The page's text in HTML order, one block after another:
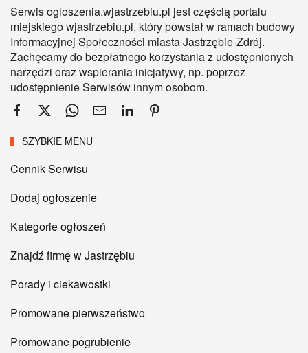
Serwis ogloszenia.wjastrzebiu.pl jest częścią portalu
miejskiego wjastrzebiu.pl, który powstał w ramach budowy
Informacyjnej Społeczności miasta Jastrzębie-Zdrój.
Zachęcamy do bezpłatnego korzystania z udostępnionych
narzędzi oraz wspierania inicjatywy, np. poprzez
udostępnienie Serwisów innym osobom.
SZYBKIE MENU
Cennik Serwisu
Dodaj ogłoszenie
Kategorie ogłoszeń
Znajdź firmę w Jastrzębiu
Porady i ciekawostki
Promowane pierwszeństwo
Promowane pogrubienie